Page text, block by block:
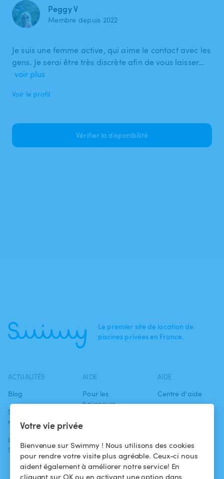
Votre vie privée
Bienvenue sur Swimmy ! Nous utilisons des cookies
pour rendre votre visite plus agréable. Ceux-ci nous
aident également à améliorer notre service! En
cliquant sur OK ou en activant une option dans
Peggy V
Membre depuis 2022
Je suis une femme active, qui aime le contact avec les
gens. Je serai être très discrète afin de vous laisser…
voir plus
Voir le profil
Vérifier la disponibilité
Le premier site de location de
piscines privées en France.
ACTUALITÉS
Blog
Swimmy dans les
médias
L'aventure
Swimmy
AIDE
Pour les
baigneurs
Louer ma piscine
Comment ça
AIDE
Centre d'aide
confidentialité
Mentions légales